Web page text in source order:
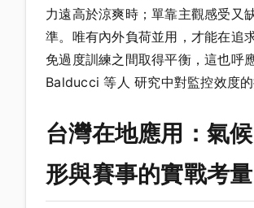
力遠高於涼爽時；單靠主觀感受又
準。唯有內外負荷並用，才能在追
免過度訓練之間取得平衡，這也呼
Balducci 等人 研究中對監控效度的
台灣在地應用：氣
形與賽事的實戰考量